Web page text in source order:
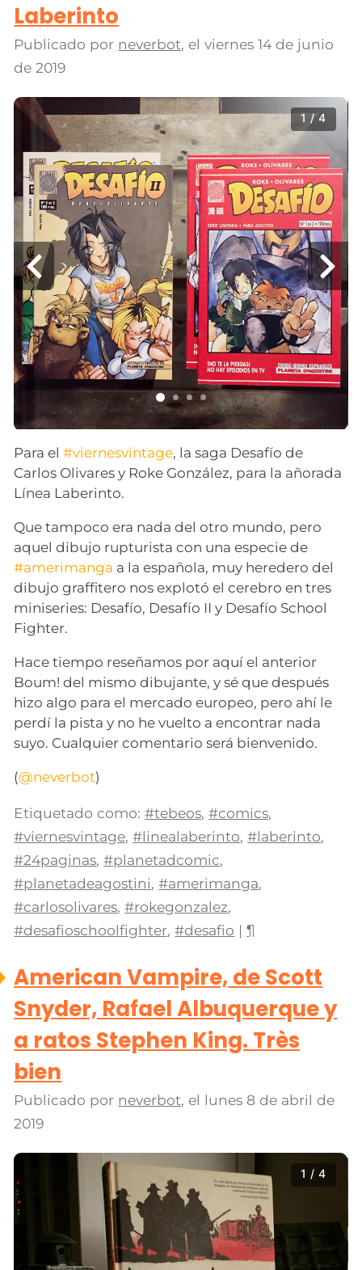
Laberinto
Publicado por neverbot, elviernes 14 de junio
de 2019
1 / 4
Para el#viernesvintage, la saga Desafío de
Carlos Olivares y Roke González, para la añorada
Línea Laberinto.
Que tampoco era nada del otro mundo, pero
aquel dibujo rupturista con una especie de
#amerimanga a la española, muy heredero del
dibujo graffitero nos explotó el cerebro en tres
miniseries: Desafío, Desafío II y Desafío School
Fighter.
Hace tiempo reseñamos por aquí el anterior
Boum! del mismo dibujante, y sé que después
hizo algo para el mercado europeo, pero ahí le
perdí la pista y no he vuelto a encontrar nada
suyo. Cualquier comentario será bienvenido.
(@neverbot)
Etiquetado como: #tebeos,#comics,
#viernesvintage,#linealaberinto,#laberinto,
#24paginas,#planetadcomic,
#planetadeagostini,#amerimanga,
#carlosolivares,#rokegonzalez,
#desafioschoolfighter,#desafio |¶
American Vampire, de Scott
Snyder, Rafael Albuquerque y
a ratos Stephen King. Très
bien
Publicado por neverbot, el lunes 8 de abril de
2019
1 / 4